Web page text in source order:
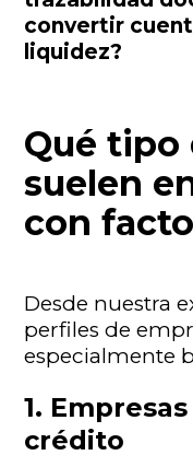
convertir
liquidez?
Qué tipo
suelen
con
Desde nuestra
perfiles de
especialmente
1.
crédito